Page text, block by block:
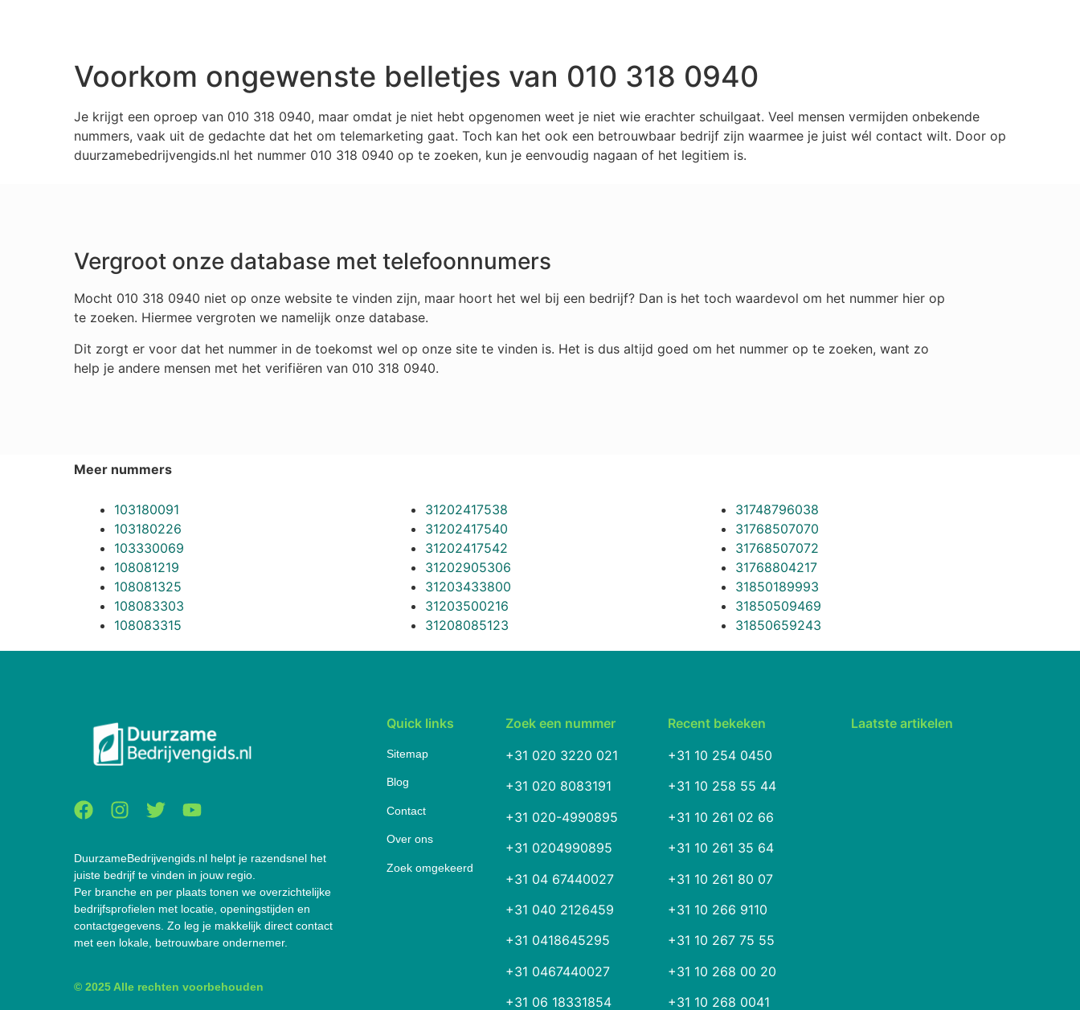
Voorkom ongewenste belletjes van 010 318 0940
Je krijgt een oproep van 010 318 0940, maar omdat je niet hebt opgenomen weet je niet wie erachter schuilgaat. Veel mensen vermijden onbekende
nummers, vaak uit de gedachte dat het om telemarketing gaat. Toch kan het ook een betrouwbaar bedrijf zijn waarmee je juist wél contact wilt. Door op
duurzamebedrijvengids.nl het nummer 010 318 0940 op te zoeken, kun je eenvoudig nagaan of het legitiem is.
Vergroot onze database met telefoonnumers
Mocht 010 318 0940 niet op onze website te vinden zijn, maar hoort het wel bij een bedrijf? Dan is het toch waardevol om het nummer hier op
te zoeken. Hiermee vergroten we namelijk onze database.
Dit zorgt er voor dat het nummer in de toekomst wel op onze site te vinden is. Het is dus altijd goed om het nummer op te zoeken, want zo
help je andere mensen met het verifiëren van 010 318 0940.
Meer nummers
103180091
103180226
103330069
108081219
108081325
108083303
108083315
31202417538
31202417540
31202417542
31202905306
31203433800
31203500216
31208085123
31748796038
31768507070
31768507072
31768804217
31850189993
31850509469
31850659243
DuurzameBedrijvengids.nl helpt je razendsnel het
juiste bedrijf te vinden in jouw regio.
Per branche en per plaats tonen we overzichtelijke
bedrijfsprofielen met locatie, openingstijden en
contactgegevens. Zo leg je makkelijk direct contact
met een lokale, betrouwbare ondernemer.
© 2025 Alle rechten voorbehouden
Quick links
Sitemap
Blog
Contact
Over ons
Zoek omgekeerd
Zoek een nummer
+31 020 3220 021
+31 020 8083191
+31 020-4990895
+31 0204990895
+31 04 67440027
+31 040 2126459
+31 0418645295
+31 0467440027
+31 06 18331854
Recent bekeken
+31 10 254 0450
+31 10 258 55 44
+31 10 261 02 66
+31 10 261 35 64
+31 10 261 80 07
+31 10 266 9110
+31 10 267 75 55
+31 10 268 00 20
+31 10 268 0041
Laatste artikelen